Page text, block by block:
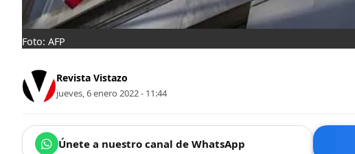
Foto: AFP
Revista Vistazo
jueves, 6 enero 2022 - 11:44
Únete a nuestro canal de WhatsApp